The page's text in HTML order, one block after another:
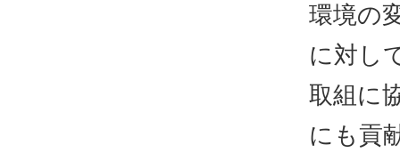
環境の
に対し
取組に
にも貢